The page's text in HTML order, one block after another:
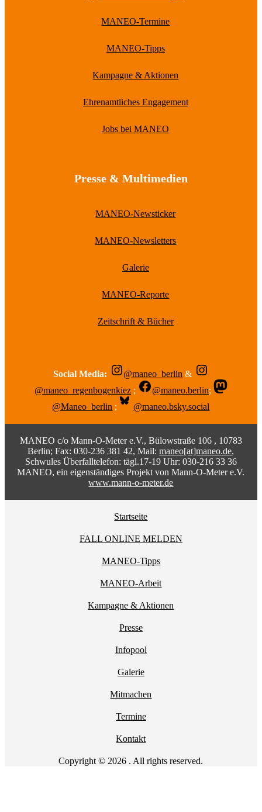
MANEO-Termine
MANEO-Tipps
Kampagne & Aktionen
Ehrenamtliches Engagement
Jobs bei MANEO
Presse & Multimedien
MANEO-Newsticker
MANEO-Newsletters
Galerie
MANEO-Reporte
Zeitschrift & Bücher
Social Media: @maneo_berlin &
@maneo_regenbogenkiez ; @maneo.berlin;
@Maneo_berlin ; @maneo.bsky.social
MANEO c/o Mann-O-Meter e.V., Bülowstraße 106 , 10783
Berlin; Fax: 030-236 381 42, Mail:maneo[at]maneo.de,
Schwules Überfalltelefon: tägl.17-19 Uhr: 030-216 33 36
MANEO, ein eigenständiges Projekt von Mann-O-Meter e.V.
www.mann-o-meter.de
Startseite
FALL ONLINE MELDEN
MANEO-Tipps
MANEO-Arbeit
Kampagne & Aktionen
Presse
Infopool
Galerie
Mitmachen
Termine
Kontakt
Copyright © 2026 . All rights reserved.